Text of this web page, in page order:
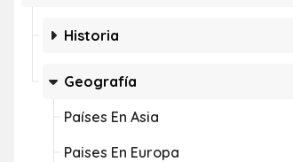
Historia
Geografía
Países En Asia
Paises En Europa